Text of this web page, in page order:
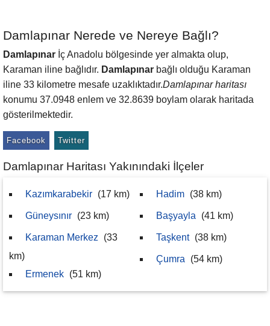
Damlapınar Nerede ve Nereye Bağlı?
Damlapınar İç Anadolu bölgesinde yer almakta olup,
Karaman iline bağlıdır. Damlapınar bağlı olduğu Karaman
iline 33 kilometre mesafe uzaklıktadır.Damlapınar haritası
konumu 37.0948 enlem ve 32.8639 boylam olarak haritada
gösterilmektedir.
Facebook Twitter
Damlapınar Haritası Yakınındaki İlçeler
Kazımkarabekir (17 km)
Güneysınır (23 km)
Karaman Merkez
(33
km)
Ermenek (51 km)
Hadim (38 km)
Başyayla (41 km)
Taşkent (38 km)
Çumra (54 km)